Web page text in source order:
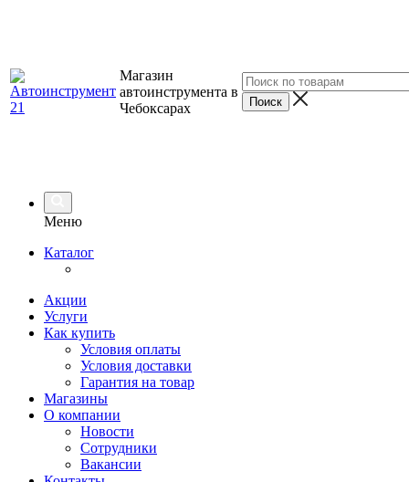
Магазин
автоинструмента в
Чебоксарах
Меню
Каталог
Акции
Услуги
Как купить
Условия оплаты
Условия доставки
Гарантия на товар
Магазины
О компании
Новости
Сотрудники
Вакансии